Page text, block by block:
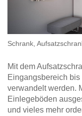
Schrank,
Mit dem
Eingangsbereich
verwandelt werden.
Einlegeböden
und vieles mehr
Massivholz-
Schiebetüren
Sideboards